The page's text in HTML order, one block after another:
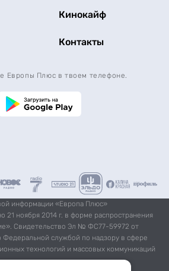
Кинокайф
Контакты
Европы Плюс в твоем телефоне.
информации «Европа Плюс»
21 ноября 2014 г. в форме распространения
Свидетельство Эл № ФС77-59972 от
Федеральной службой по надзору в сфере
технологий и массовых коммуникаций